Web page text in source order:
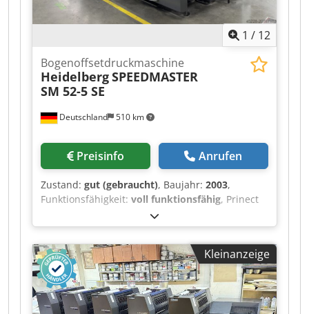
1 / 12
Deutschland 510 km
Bogenoffsetdruckmaschine
HeidelbergSPEEDMASTER
SM 52-5 SE
Preisinfo Anrufen
Zustand: gut (gebraucht), Baujahr: 2003,
Funktionsfähigkeit: voll funktionsfähig, Prinect
Classic Center Steuerpult Heidelberg Autoplate
(Halbautomatischer Plattenwechsel
Wascheinrichtungen Grafix Alphatronic 200:
Pudereinrichtung Alcolor Filmfeuchtwerk
Technotrans Combistar compact alpha c. 120 L
Farbwerkstemperierung Codpfsxrtbvox Aizsha
Druckzahlerstand: 62 Mio.
Kleinanzeige